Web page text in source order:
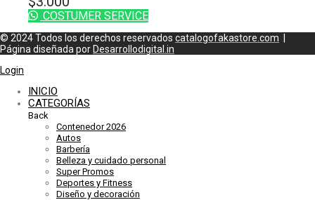
COSTUMER SERVICE
© 2024 Todos los derechos reservados catalogofakastore.com
Página diseñada por Desarrollodigital.in
Login
INICIO
CATEGORÍAS
Back
Contenedor 2026
Autos
Barbería
Belleza y cuidado personal
Super Promos
Deportes y Fitness
Diseño y decoración